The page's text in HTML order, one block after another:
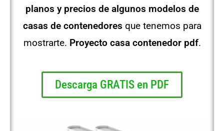
planos y precios de algunos modelos de
casas de contenedores que tenemos para
mostrarte. Proyecto casa contenedor pdf.
Descarga GRATIS en PDF